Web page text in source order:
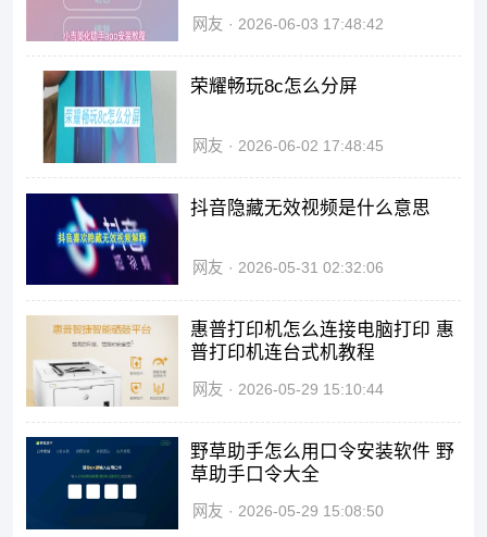
网友 2026-06-03 17:48:42
荣耀畅玩8c怎么分屏
网友 2026-06-02 17:48:45
抖音隐藏无效视频是什么意思
网友 2026-05-31 02:32:06
惠普打印机怎么连接电脑打印 惠
普打印机连台式机教程
网友 2026-05-29 15:10:44
野草助手怎么用口令安装软件 野
草助手口令大全
网友 2026-05-29 15:08:50